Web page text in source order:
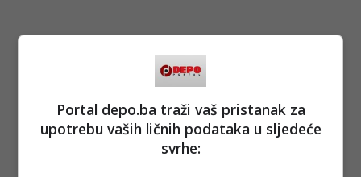
Portal depo.ba traži vaš pristanak za
upotrebu vaših ličnih podataka u sljedeće
svrhe: